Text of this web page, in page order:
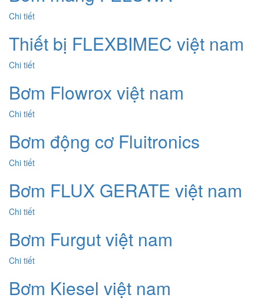
Chi tiết
Thiết bị FLEXBIMEC việt nam
Chi tiết
Bơm Flowrox việt nam
Chi tiết
Bơm động cơ Fluitronics
Chi tiết
Bơm FLUX GERATE việt nam
Chi tiết
Bơm Furgut việt nam
Chi tiết
Bơm Kiesel việt nam